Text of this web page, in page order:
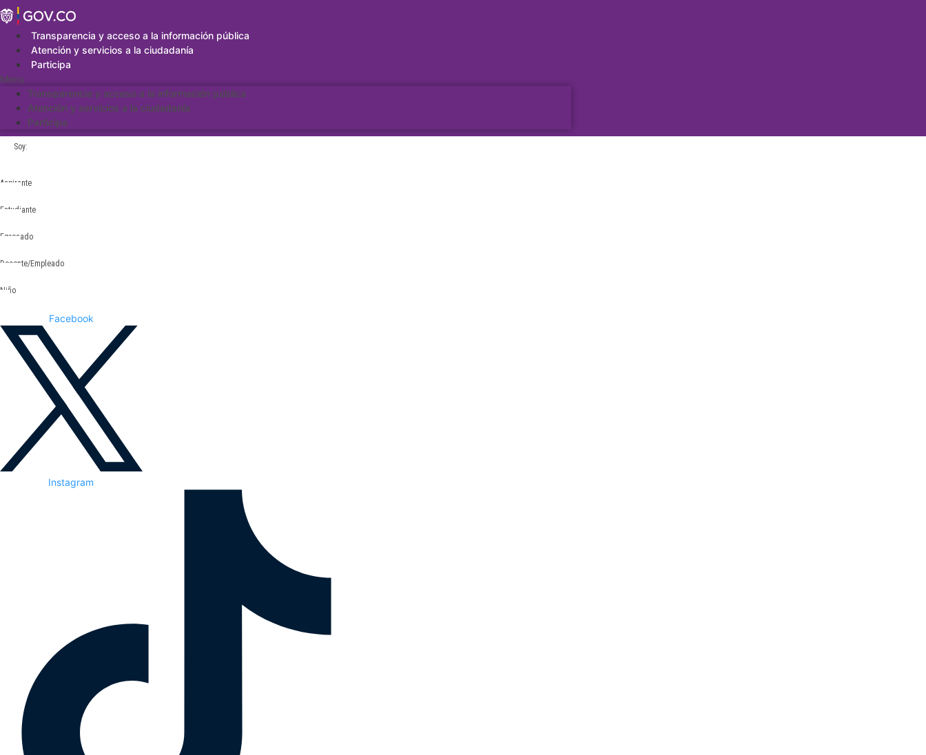
Saltar
al
contenidoTransparencia y acceso a la información pública
Atención y servicios a la ciudadanía
Participa
Menu
Transparencia y acceso a la información pública
Atención y servicios a la ciudadanía
Participa
Soy:
Aspirante
Estudiante
Egresado
Docente/Empleado
Niño
Facebook
Instagram